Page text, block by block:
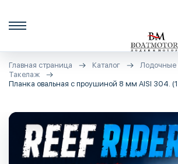
Главная страница Каталог
Лодочные
Такелаж
Планка овальная с проушиной 8 мм AISI 304.